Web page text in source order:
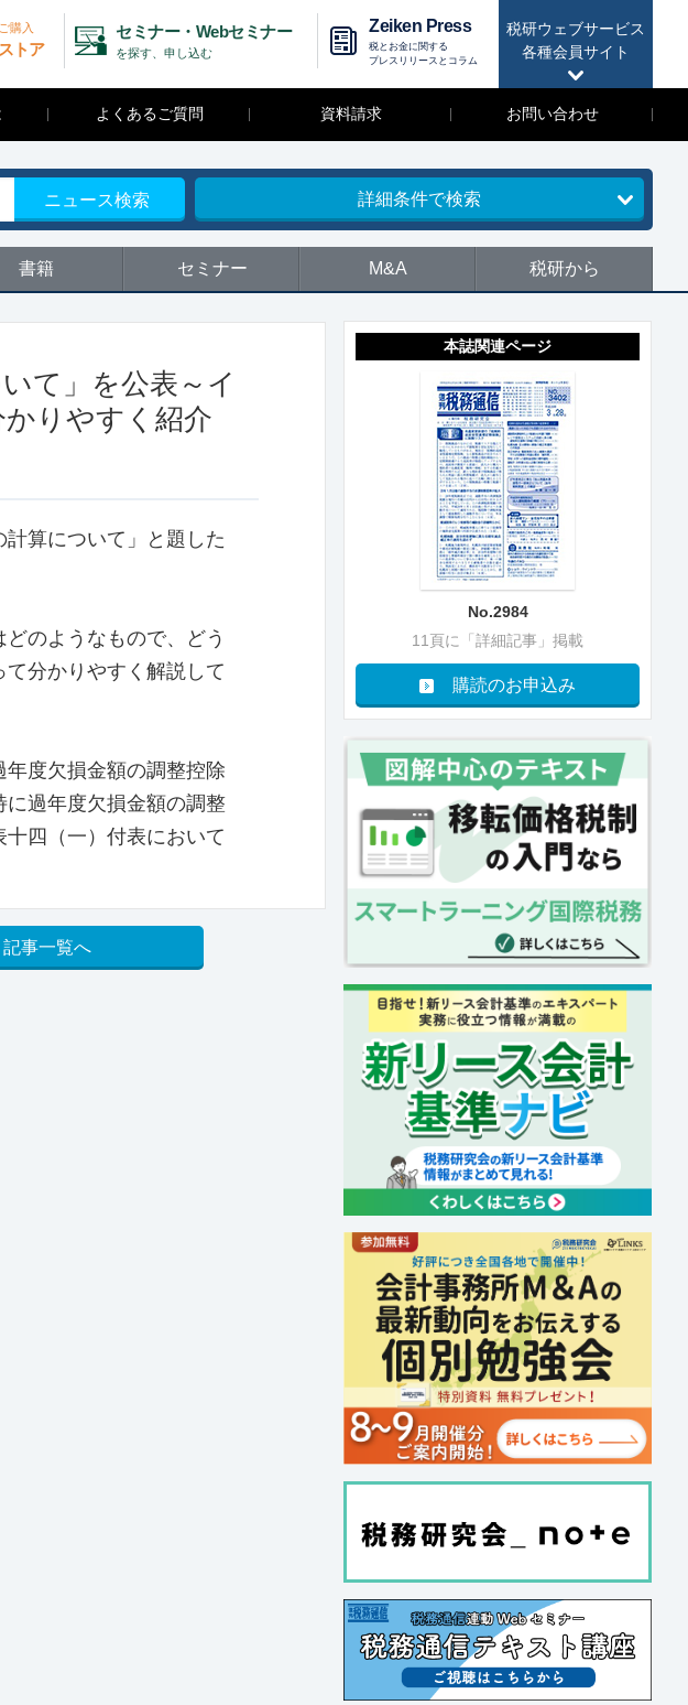
税研ウェブサービス
各種会員サイト
購入
トア
セミナー・Webセミナー
を探す、申し込む
Zeiken Press
税とお金に関する
プレスリリースとコラム
よくあるご質問 資料請求 お問い合わせ
ニュース検索 詳細条件で検索
書籍 セミナー M&A 税研から
て」を公表～イ
りやすく紹介
算について」と題した
のようなもので、どう
分かりやすく解説して
度欠損金額の調整控除
過年度欠損金額の調整
四（一）付表において
記事一覧へ
本誌関連ページ
No.2984
11頁に「詳細記事」掲載
購読のお申込み